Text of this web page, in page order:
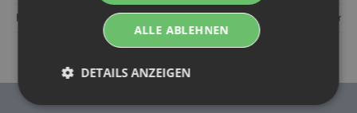
Petit Lulu s.r.o. Ladova 199/20 466 05 Jablonec
ALLE ABLEHNEN
DETAILS ANZEIGEN